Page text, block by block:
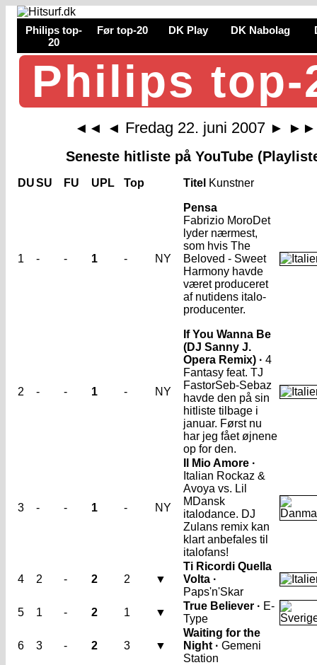
Philips top-
20
Før top-20 DK Play DK Nabolag
Philips top-
◄◄ ◄ Fredag 22. juni 2007 ►
►►
Seneste hitliste på YouTube
DUSU FU UPL Top Titel Kunstner
1 - - 1 - NY
Pensa
Fabrizio MoroDet
lyder nærmest,
som hvis The
Beloved - Sweet
Harmony havde
været produceret
af nutidens italo-
producenter.
2 - - 1 - NY
If You Wanna Be
(DJ Sanny J.
Opera Remix) · 4
Fantasy feat. TJ
FastorSeb-Sebaz
havde den på sin
hitliste tilbage i
januar. Først nu
har jeg fået øjnene
op for den.
3 - - 1 - NY
Il Mio Amore ·
Italian Rockaz &
Avoya vs. Lil
M Dansk
italodance. DJ
Zulans remix kan
klart anbefales til
italofans!
4 2 - 2 2 ▼
Ti Ricordi Quella
Volta ·
Paps'n'Skar
5
1 - 2 1 ▼
True Believer · E-
Type
6 3 - 2 3 ▼
Waiting for the
Night · Gemeni
Station